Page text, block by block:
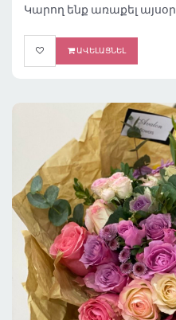
Կարող ենք առաքել այսօր
ԱՎԵԼԱՑՆԵԼ